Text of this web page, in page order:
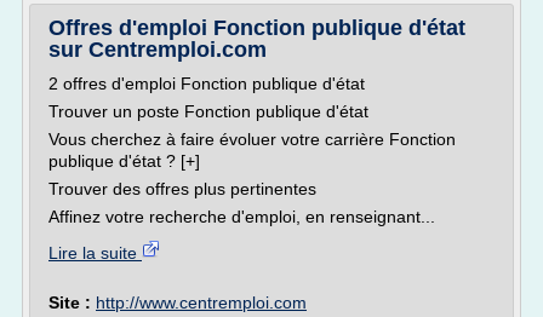
Offres d'emploi Fonction publique d'état
sur Centremploi.com
2 offres d'emploi Fonction publique d'état
Trouver un poste Fonction publique d'état
Vous cherchez à faire évoluer votre carrière Fonction
publique d'état ? [+]
Trouver des offres plus pertinentes
Affinez votre recherche d'emploi, en renseignant...
Lire la suite
Site : http://www.centremploi.com